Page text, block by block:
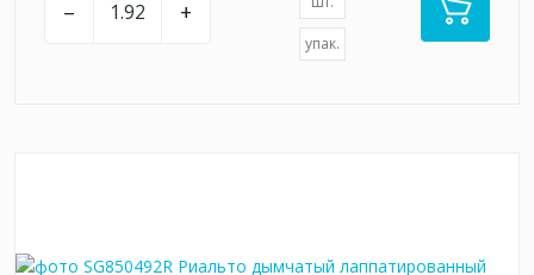
– +
упак.